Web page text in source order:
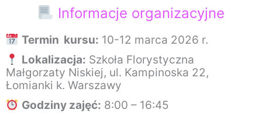
Informacje organizacyjne
Termin kursu: 10-12 marca 2026 r.
Lokalizacja: Szkoła Florystyczna
Małgorzaty Niskiej, ul. Kampinoska 22,
Łomianki k. Warszawy
Godziny zajęć: 8:00 – 16:45